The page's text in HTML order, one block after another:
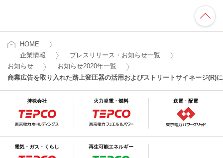
HOME
企業情報
プレスリリース・お知らせ一覧
お知らせ
お知らせ2020年一覧
商業広告を取り入れた路上変圧器の活用およびストリートサイネージ(R)
持株会社 火力発電・燃料 送電・配電
電気・ガス・くらし 再生可能エネルギー